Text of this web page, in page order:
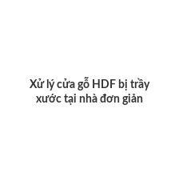
Xử lý cửa gỗ HDF bị trầy
xước tại nhà đơn giản